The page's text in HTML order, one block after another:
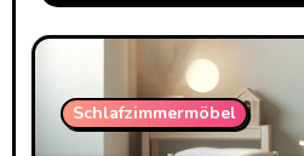
Schlafzimmermöbel